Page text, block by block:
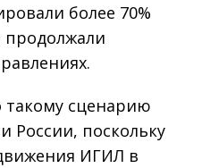
более 70%
такому сценарию
России, поскольку
ИГИЛ в